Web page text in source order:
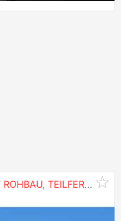
ALTE DONAU ++ GRUND MIT ROHBAU, TEILFERTIG